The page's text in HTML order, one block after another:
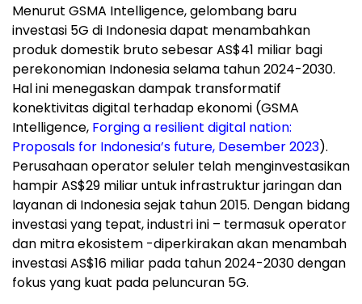
Menurut GSMA Intelligence, gelombang baru
investasi 5G di Indonesiadapat menambahkan
produk domestik bruto sebesar AS$41 miliar bagi
perekonomian Indonesiaselama tahun 2024-2030.
Hal ini menegaskan dampak transformatif
konektivitas digital terhadap ekonomi (GSMA
Intelligence, Forging a resilient digital nation:
Proposals for Indonesia’s future, Desember 2023).
Perusahaan operator seluler telah menginvestasikan
hampir AS$29 miliar untuk infrastruktur jaringan dan
layanan di Indonesiasejak tahun 2015. Dengan bidang
investasi yang tepat, industri ini – termasuk operator
dan mitra ekosistem -diperkirakan akan menambah
investasi AS$16 miliar pada tahun 2024-2030 dengan
fokus yang kuat pada peluncuran 5G.